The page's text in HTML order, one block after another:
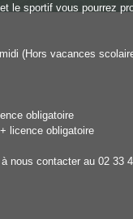
le sportif vous pourrez
(Hors vacances
obligatoire
licence obligatoire
nous contacter au 02 33